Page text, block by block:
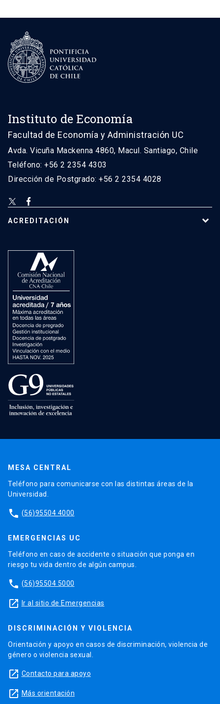
Instituto de Economía
Facultad de Economía y Administración UC
Avda. Vicuña Mackenna 4860, Macul. Santiago, Chile
Teléfono: +56 2 2354 4303
Dirección de Postgrado: +56 2 2354 4028
ACREDITACIÓN
MESA CENTRAL
Teléfono para comunicarse con las distintas áreas de la
Universidad.
phone (56)95504 4000
EMERGENCIAS UC
Teléfono en caso de accidente o situación que ponga en
riesgo tu vida dentro de algún campus.
phone (56)95504 5000
launch Ir al sitio de Emergencias
DISCRIMINACIÓN Y VIOLENCIA
Orientación y apoyo en casos de discriminación, violencia de
género o violencia sexual.
launch Contacto para apoyo
launch Más orientación